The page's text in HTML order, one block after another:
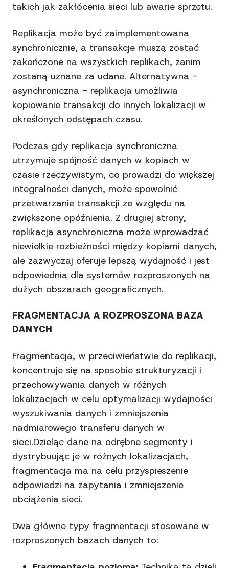
takich jak zakłócenia sieci lub awarie sprzętu.
Replikacja może być zaimplementowana
synchronicznie, a transakcje muszą zostać
zakończone na wszystkich replikach, zanim
zostaną uznane za udane. Alternatywna -
asynchroniczna - replikacja umożliwia
kopiowanie transakcji do innych lokalizacji w
określonych odstępach czasu.
Podczas gdy replikacja synchroniczna
utrzymuje spójność danych w kopiach w
czasie rzeczywistym, co prowadzi do większej
integralności danych, może spowolnić
przetwarzanie transakcji ze względu na
zwiększone opóźnienia. Z drugiej strony,
replikacja asynchroniczna może wprowadzać
niewielkie rozbieżności między kopiami danych,
ale zazwyczaj oferuje lepszą wydajność i jest
odpowiednia dla systemów rozproszonych na
dużych obszarach geograficznych.
FRAGMENTACJA A ROZPROSZONA BAZA
DANYCH
Fragmentacja, w przeciwieństwie do replikacji,
koncentruje się na sposobie strukturyzacji i
przechowywania danych w różnych
lokalizacjach w celu optymalizacji wydajności
wyszukiwania danych i zmniejszenia
nadmiarowego transferu danych w
sieci.Dzieląc dane na odrębne segmenty i
dystrybuując je w różnych lokalizacjach,
fragmentacja ma na celu przyspieszenie
odpowiedzi na zapytania i zmniejszenie
obciążenia sieci.
Dwa główne typy fragmentacji stosowane w
rozproszonych bazach danych to: